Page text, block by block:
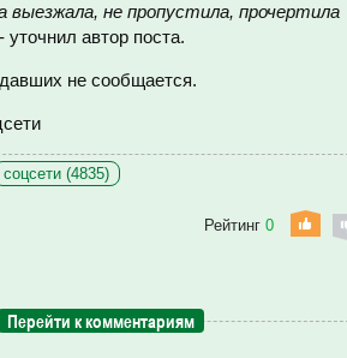
выезжала, не пропустила, прочертила
уточнил автор поста.
не сообщается.
соцсети (4835)
Рейтинг 0
Перейти к комментариям